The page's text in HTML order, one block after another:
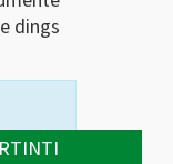
dings